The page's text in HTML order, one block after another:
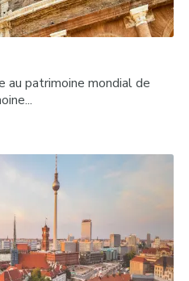
Kervansaray :
au patrimoine mondial de